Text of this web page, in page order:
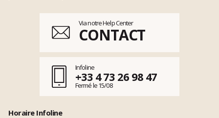
Via notre Help Center
CONTACT
Infoline
+33 4 73 26 98 47
Fermé le 15/08
Horaire Infoline